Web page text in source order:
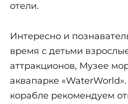
отели.
Интересно и
время с детьми
аттракционов, Музее
аквапарке
корабле рекомендуем